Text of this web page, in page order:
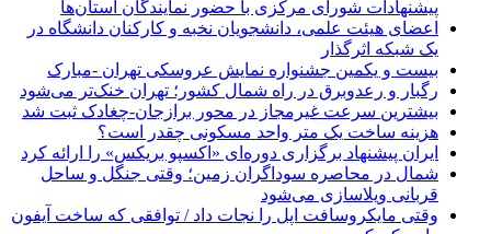
پیشنهادات شورای مرکزی با حضور نمایندگان استان‌ها
اعضای هیئت علمی، دانشجویان نخبه و کارکنان دانشگاه در
یک شبکه‌ اثرگذار
بیست و یکمین جشنواره نمایش عروسکی تهران -مبارک
رگبار و رعدوبرق در راه شمال کشور؛ تهران خنک‌تر می‌شود
بیشترین سرعت غیرمجاز در محور برازجان-چغادک ثبت شد
هزینه ساخت یک متر واحد مسکونی چقدر است؟
ایران پیشنهاد برگزاری دوره‌ای «اکسپو بریکس» را ارائه کرد
شمال در محاصره سوداگران زمین؛ وقتی جنگل و ساحل
قربانی ویلاسازی می‌شود
وقتی مایکروسافت اپل را نجات داد / توافقی که ساخت آیفون